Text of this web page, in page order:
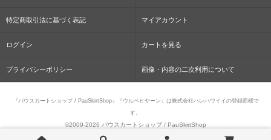
特定商取引法に基づく表記 マイアカウント
ログイン カートを見る
プライバシーポリシー 画像・内容の二次利用について
『パウスカートショップ / PauSkirtShop』『ウルベヒヤーン』は株式会社ハレハワイイの登録商標で
す。
©2009-2026 パウスカートショップ / PauSkirtShop